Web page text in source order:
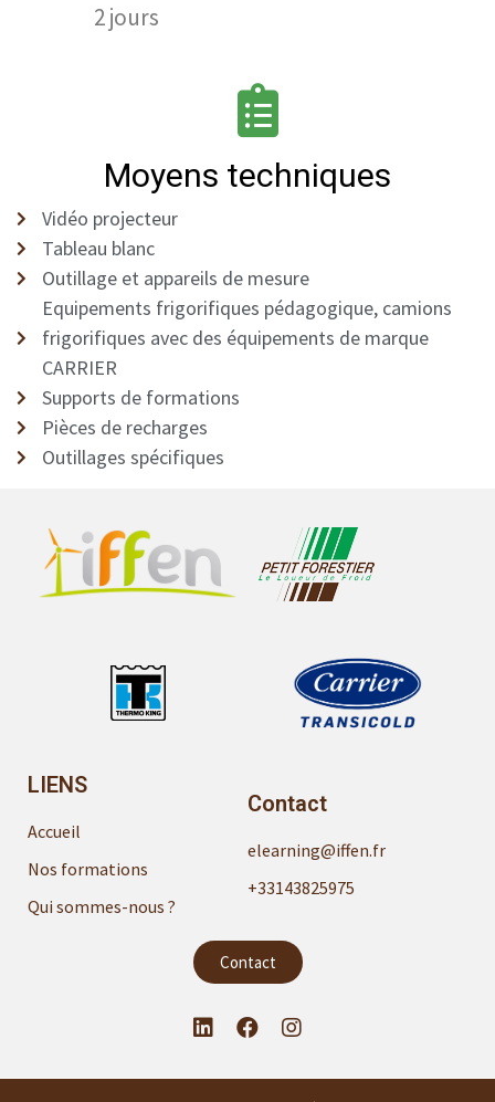
2 jours
Moyens techniques
Vidéo projecteur
Tableau blanc
Outillage et appareils de mesure
Equipements frigorifiques pédagogique, camions
frigorifiques avec des équipements de marque
CARRIER
Supports de formations
Pièces de recharges
Outillages spécifiques
LIENS
Accueil
Nos formations
Qui sommes-nous ?
Contact
elearning@iffen.fr
+33143825975
Contact